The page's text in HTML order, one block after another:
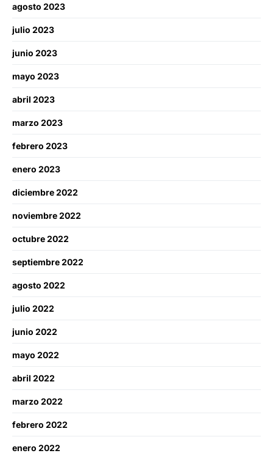
agosto 2023
julio 2023
junio 2023
mayo 2023
abril 2023
marzo 2023
febrero 2023
enero 2023
diciembre 2022
noviembre 2022
octubre 2022
septiembre 2022
agosto 2022
julio 2022
junio 2022
mayo 2022
abril 2022
marzo 2022
febrero 2022
enero 2022